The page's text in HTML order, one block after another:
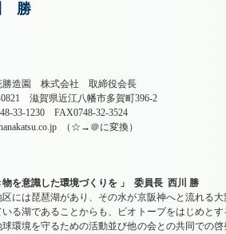
勝
勝造園 株式会社 取締役会長
0821 滋賀県近江八幡市多賀町396-2
33-1230 FAX0748-32-3524
（☆→＠に変換）
物を意識した環境づくりを 」 委員長 西川 勝
区には琵琶湖があり、その水が京阪神へと流れる
いる湖であることからも、ビオトープをはじめと
球環境を守るための活動並び他の会との共同での